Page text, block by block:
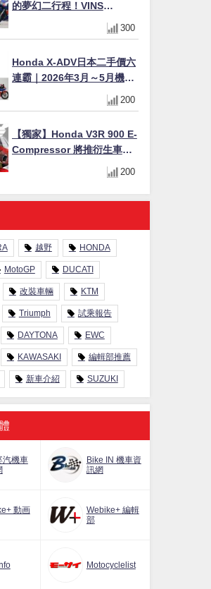
的夢幻二行程！VINS
Duecinquanta 登陸日本：
前法拉利工程師打造、碳纖
V 雙全解析
300
Honda X-ADV日本二手價六
連霸｜2026年3月～5月機車
轉售排行榜 CBR1000RR-R
FIREBLADE SP首度躋身前
200
【獨家】Honda V3R 900 E-
Compressor 將推衍生車
系？自然進氣 V3 同步測試
200
越野 HONDA
MotoGP DUCATI
改裝車輛 KTM
Triumph 試乘報告
DAYTONA EWC
KAWASAKI 編輯部推薦
新車介紹 SUZUKI
汽機車
Bike IN 機車資
訊網
動画
Webike+ 編輯
部
Motocyclelist